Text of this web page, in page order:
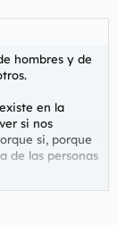
hombres y de
en la
si nos
si, porque
de las personas